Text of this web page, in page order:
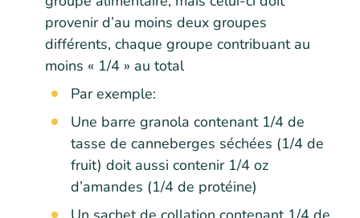
provenir d’au moins deux groupes
différents, chaque groupe contribuant au
moins « 1/4 » au total
Par exemple:
Une barre granola contenant 1/4 de
tasse de canneberges séchées (1/4 de
fruit) doit aussi contenir 1/4 oz
d’amandes (1/4 de protéine)